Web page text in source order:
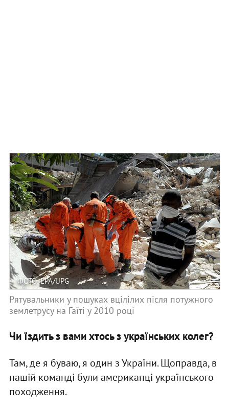
ФОТО: EPA/UPG
Рятувальники у пошуках вцілілих після потужного
землетрусу на Гаїті у 2010 році
Чи їздить з вами хтось з українських колег?
Там, де я буваю, я один з України. Щоправда, в
нашій команді були американці українського
походження.